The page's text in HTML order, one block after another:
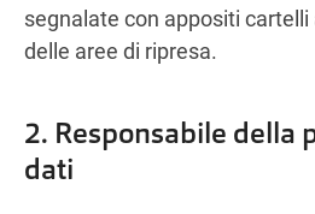
segnalate con appositi
delle aree di ripresa.
2. Responsabile della
dati